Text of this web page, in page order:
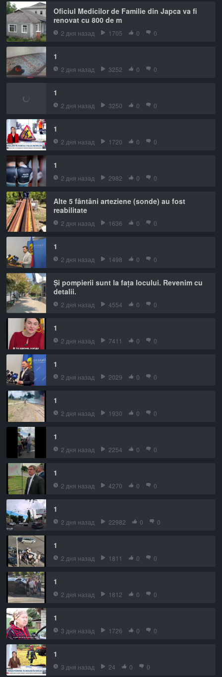
Oficiul Medicilor de Familie din Japca va fi
renovat cu 800 de m
2 дня назад 1705 0 0
1
2 дня назад 3252 0 0
1
2 дня назад 3250 0 0
1
2 дня назад 1720 0 0
1
2 дня назад 2982 0 0
Alte 5 fântâni arteziene (sonde) au fost
reabilitate
2 дня назад 1636 0 0
1
2 дня назад 1498 0 0
Și pompierii sunt la fața locului. Revenim cu
detalii.
2 дня назад 4554 0 0
1
2 дня назад 7411 0 0
1
2 дня назад 2029 0 0
1
2 дня назад 1930 0 0
1
2 дня назад 2254 0 0
1
2 дня назад 4270 0 0
1
2 дня назад 22982 0 0
1
2 дня назад 1811 0 0
1
2 дня назад 1812 0 0
1
3 дня назад 1726 0 0
1
3 дня назад 24 0 0